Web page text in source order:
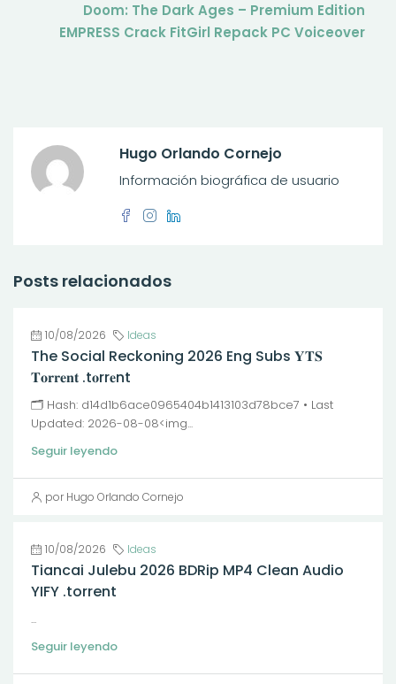
Doom: The Dark Ages – Premium Edition
EMPRESS Crack FitGirl Repack PC Voiceover
Hugo Orlando Cornejo
Información biográfica de usuario
Posts relacionados
10/08/2026 Ideas
The Social Reckoning 2026 Eng Subs 𝐘𝐓𝐒
𝐓𝐨𝐫𝐫𝐞𝐧𝐭 .t𝐨rr𝐞nt
🗂 Hash: d14d1b6ace0965404b1413103d78bce7 • Last
Updated: 2026-08-08<img...
Seguir leyendo
por Hugo Orlando Cornejo
10/08/2026 Ideas
Tiancai Julebu 2026 BDRip MP4 Clean Audio
YIFY .torrent
...
Seguir leyendo